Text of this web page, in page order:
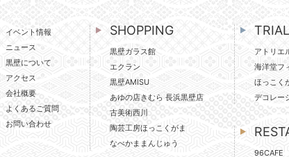
イベント情報
ニュース
黒壁について
アクセス
会社概要
よくあるご質問
お問い合わせ
SHOPPING
黒壁ガラス館
エクラン
黒壁AMISU
あゆの店きむら 長浜黒壁店
古美術西川
陶芸工房ほっこくがま
なべかままんじゅう
アトリエ
海洋堂フ
ほっこく
デコレー
96CAFE